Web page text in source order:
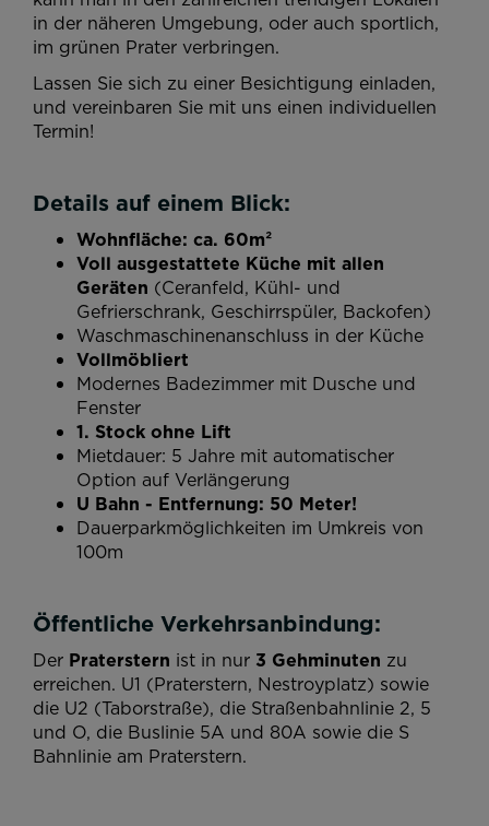
in der näheren Umgebung, oder auch sportlich,
im grünen Prater verbringen.
Lassen Sie sich zu einer Besichtigung einladen,
und vereinbaren Sie mit uns einen individuellen
Termin!
Details auf einem Blick:
Wohnfläche: ca. 60m²
Voll ausgestattete Küche mit allen
Geräten (Ceranfeld, Kühl- und
Gefrierschrank, Geschirrspüler, Backofen)
Waschmaschinenanschluss in der Küche
Vollmöbliert
Modernes Badezimmer mit Dusche und
Fenster
1. Stock ohne Lift
Mietdauer: 5 Jahre mit automatischer
Option auf Verlängerung
U Bahn - Entfernung: 50 Meter!
Dauerparkmöglichkeiten im Umkreis von
100m
Öffentliche Verkehrsanbindung:
Der Praterstern ist in nur 3 Gehminuten zu
erreichen. U1 (Praterstern, Nestroyplatz) sowie
die U2 (Taborstraße), die Straßenbahnlinie 2, 5
und O, die Buslinie 5A und 80A sowie die S
Bahnlinie am Praterstern.